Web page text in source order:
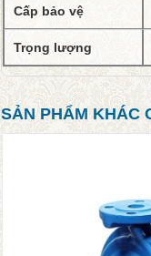
Cấp bảo vệ
Trọng lượng
SẢN PHẨM KHÁC